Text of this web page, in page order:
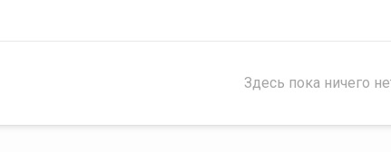
Здесь пока ничего